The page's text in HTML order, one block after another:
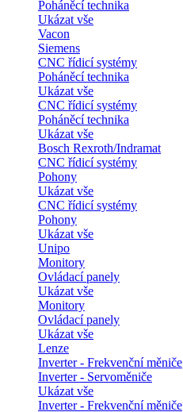
Poháněcí technika
Ukázat vše
Vacon
Siemens
CNC řídicí systémy
Poháněcí technika
Ukázat vše
CNC řídicí systémy
Poháněcí technika
Ukázat vše
Bosch Rexroth/Indramat
CNC řídicí systémy
Pohony
Ukázat vše
CNC řídicí systémy
Pohony
Ukázat vše
Unipo
Monitory
Ovládací panely
Ukázat vše
Monitory
Ovládací panely
Ukázat vše
Lenze
Inverter - Frekvenční měniče
Inverter - Servoměniče
Ukázat vše
Inverter - Frekvenční měniče